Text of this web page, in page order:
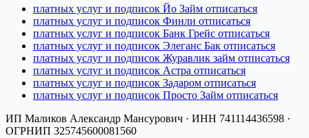
платных услуг и подписок Йо Займ отписаться
платных услуг и подписок Финли отписаться
платных услуг и подписок Банк Грейс отписаться
платных услуг и подписок Элеганс Бак отписаться
платных услуг и подписок Журавлик займ отписаться
платных услуг и подписок Астра отписаться
платных услуг и подписок Задаром отписаться
платных услуг и подписок Просто Займ отписаться
ИП Маликов Александр Мансурович · ИНН 741114436598 ·
ОГРНИП 325745600081560